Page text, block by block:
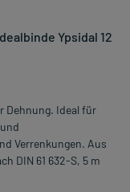
Ypsidal 12
Dehnung. Ideal für
Verrenkungen. Aus
DIN 61 632-S, 5 m